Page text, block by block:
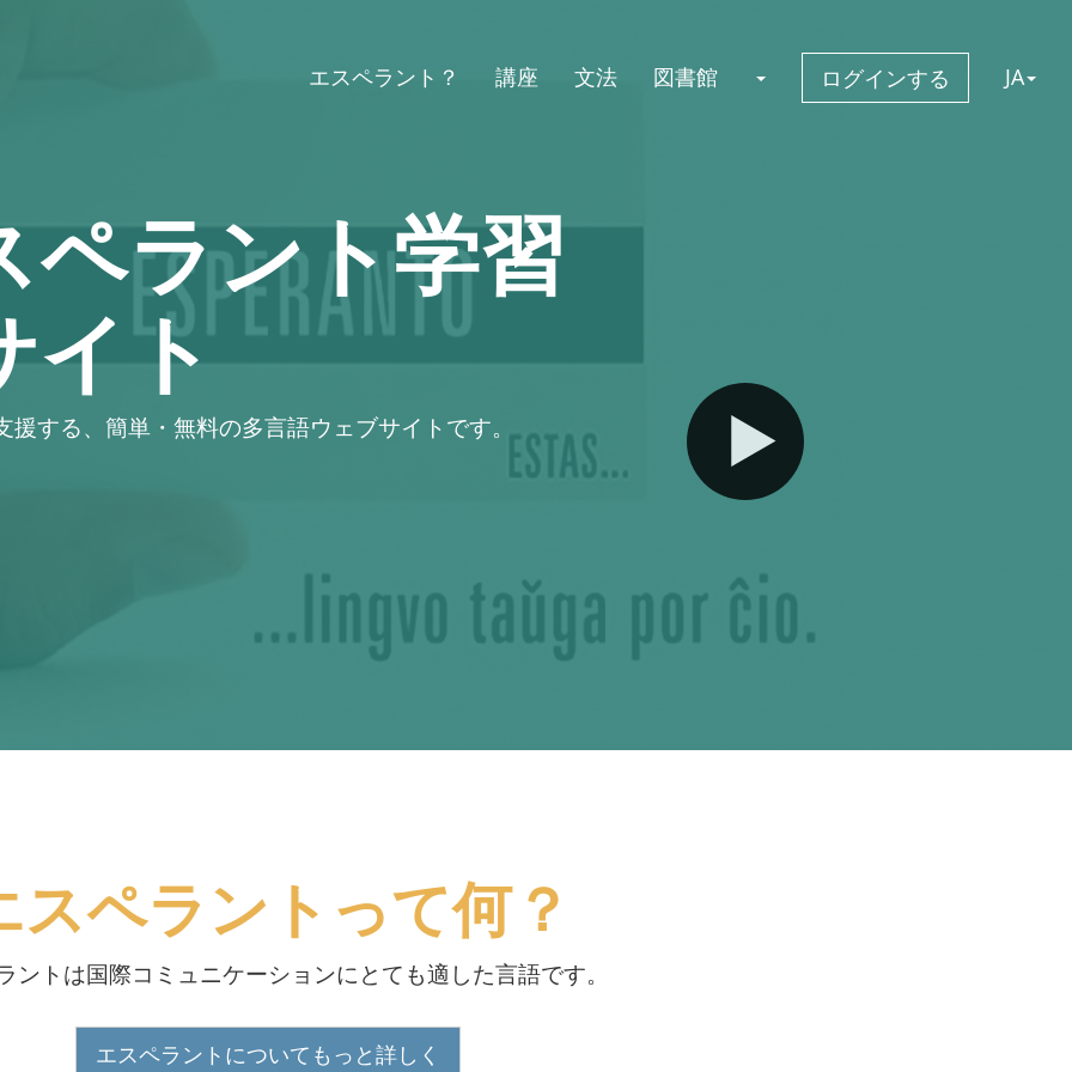
エスペラント？ 講座 文法 図書館 ログインする JA
ペラント学習
イト
する、簡単・無料の多言語ウェブサイトです。
スペラントって何？
ントは国際コミュニケーションにとても適した言語です。
エスペラントについてもっと詳しく